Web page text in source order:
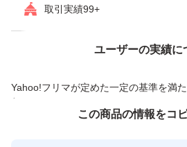
取引実績99+
ユーザーの実績に
Yahoo!フリマが定めた一定の基準を満
付与しています
価格の相談
この商品の情報をコ
この商品をみている人にオススメ